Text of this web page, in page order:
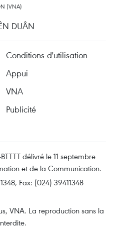
(VNA)
DUÂN
Conditions d'utilisation
Appui
VNA
Publicité
délivré le 11 septembre
et de la Communication.
Fax: (024) 39411348
VNA. La reproduction sans la